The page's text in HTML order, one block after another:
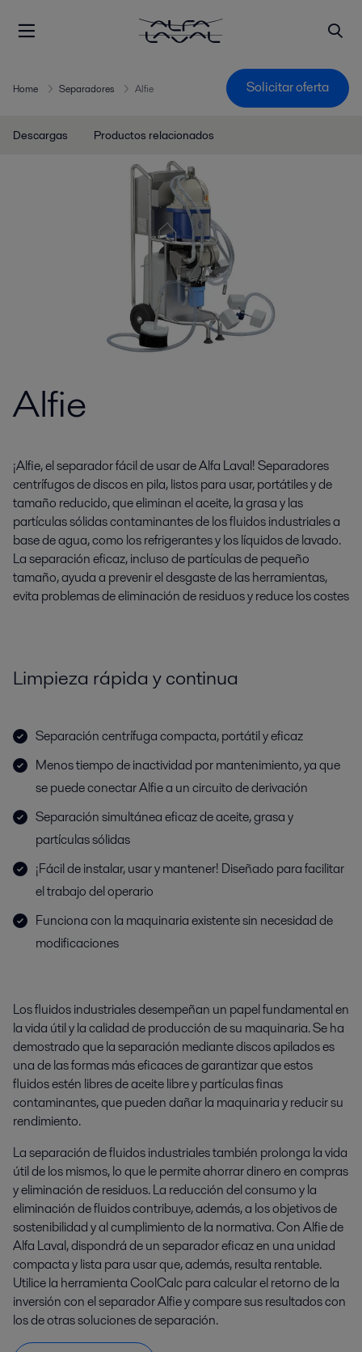
Home Separadores Alfie Solicitar oferta
Descargas Productos relacionados
Alfie
¡Alfie, el separador fácil de usar de Alfa Laval! Separadores
centrífugos de discos en pila, listos para usar, portátiles y de
tamaño reducido, que eliminan el aceite, la grasa y las
partículas sólidas contaminantes de los fluidos industriales a
base de agua, como los refrigerantes y los líquidos de lavado.
La separación eficaz, incluso de partículas de pequeño
tamaño, ayuda a prevenir el desgaste de las herramientas,
evita problemas de eliminación de residuos y reduce los costes
Limpieza rápida y continua
Separación centrífuga compacta, portátil y eficaz
Menos tiempo de inactividad por mantenimiento, ya que
se puede conectar Alfie a un circuito de derivación
Separación simultánea eficaz de aceite, grasa y
partículas sólidas
¡Fácil de instalar, usar y mantener! Diseñado para facilitar
el trabajo del operario
Funciona con la maquinaria existente sin necesidad de
modificaciones
Los fluidos industriales desempeñan un papel fundamental en
la vida útil y la calidad de producción de su maquinaria. Se ha
demostrado que la separación mediante discos apilados es
una de las formas más eficaces de garantizar que estos
fluidos estén libres de aceite libre y partículas finas
contaminantes, que pueden dañar la maquinaria y reducir su
rendimiento.
La separación de fluidos industriales también prolonga la vida
útil de los mismos, lo que le permite ahorrar dinero en compras
y eliminación de residuos. La reducción del consumo y la
eliminación de fluidos contribuye, además, a los objetivos de
sostenibilidad y al cumplimiento de la normativa. Con Alfie de
Alfa Laval, dispondrá de un separador eficaz en una unidad
compacta y lista para usar que, además, resulta rentable.
Utilice la herramienta CoolCalc para calcular el retorno de la
inversión con el separador Alfie y compare sus resultados con
los de otras soluciones de separación.